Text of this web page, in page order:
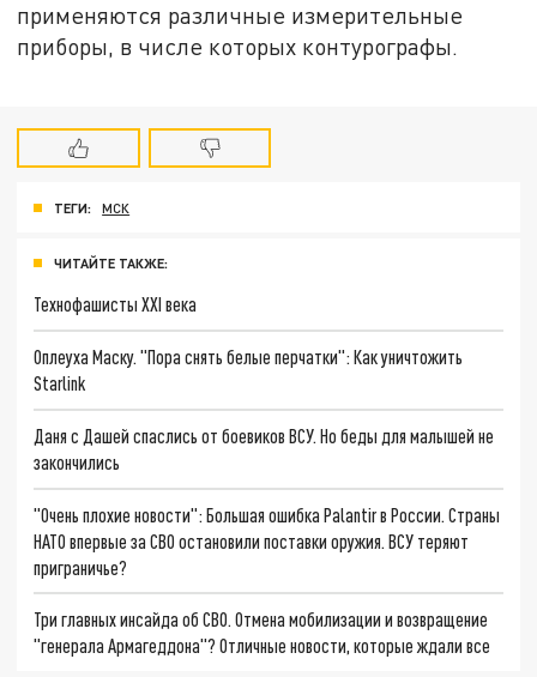
применяются различные измерительные
приборы, в числе которых контурографы.
ТЕГИ: МСК
ЧИТАЙТЕ ТАКЖЕ:
Технофашисты XXI века
Оплеуха Маску. "Пора снять белые перчатки": Как уничтожить
Starlink
Даня с Дашей спаслись от боевиков ВСУ. Но беды для малышей не
закончились
"Очень плохие новости": Большая ошибка Palantir в России. Страны
НАТО впервые за СВО остановили поставки оружия. ВСУ теряют
приграничье?
Три главных инсайда об СВО. Отмена мобилизации и возвращение
"генерала Армагеддона"? Отличные новости, которые ждали все